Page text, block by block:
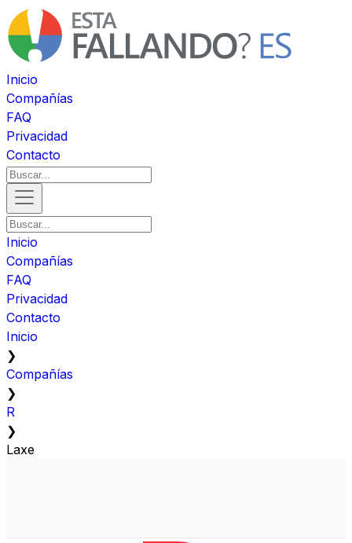
Inicio
Compañías
FAQ
Privacidad
Contacto
Inicio
Compañías
FAQ
Privacidad
Contacto
Inicio
❯
Compañías
❯
R
❯
Laxe